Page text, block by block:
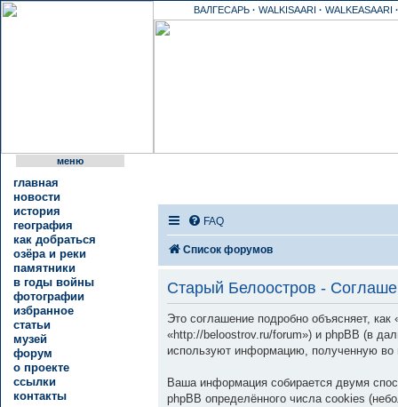
ВАЛГЕСАРЬ · WALKISAARI · WALKEASAARI ·
меню
главная
новости
история
география
как добраться
озёра и реки
памятники
в годы войны
фотографии
избранное
статьи
музей
форум
о проекте
ссылки
контакты
FAQ
Список форумов
Старый Белоостров -
Это соглашение подробно объясняет,
«http://beloostrov.ru/forum») и phpBB (в
используют информацию, полученную
Ваша информация собирается двумя
phpBB определённого числа cookies